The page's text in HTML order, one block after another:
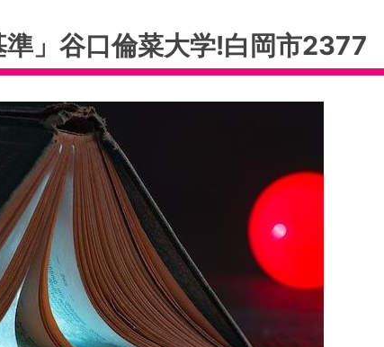
」谷口倫菜大学!白岡市2377